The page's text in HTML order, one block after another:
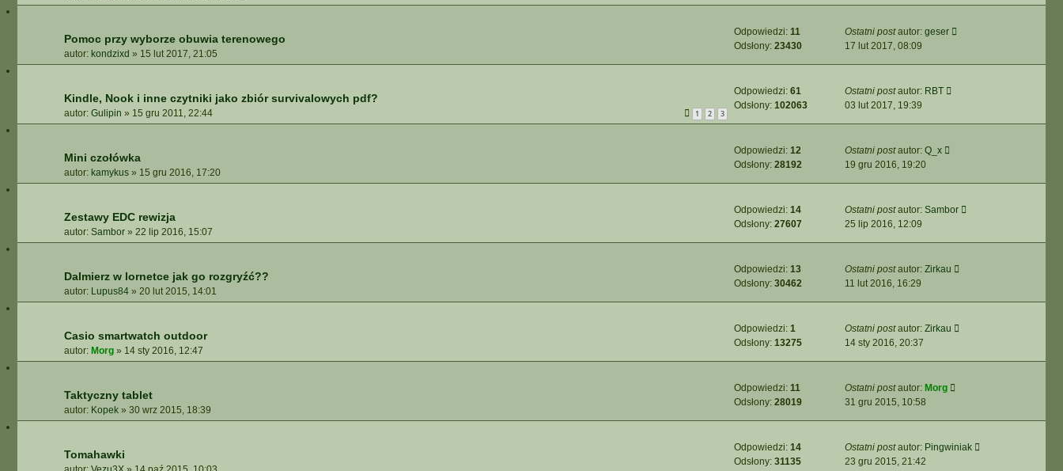
Pomoc przy wyborze obuwia terenowego
autor: kondzixd » 15 lut 2017, 21:05
Odpowiedzi: 11
Odsłony: 23430
Ostatni postautor: geser
17 lut 2017, 08:09
Kindle, Nook i inne czytniki jako zbiór survivalowych pdf?
autor: Gulipin » 15 gru 2011, 22:44 1 2 3
Odpowiedzi: 61
Odsłony: 102063
Ostatni postautor: RBT
03 lut 2017, 19:39
Mini czołówka
autor: kamykus » 15 gru 2016, 17:20
Odpowiedzi: 12
Odsłony: 28192
Ostatni postautor: Q_x
19 gru 2016, 19:20
Zestawy EDC rewizja
autor: Sambor » 22 lip 2016, 15:07
Odpowiedzi: 14
Odsłony: 27607
Ostatni postautor: Sambor
25 lip 2016, 12:09
Dalmierz w lornetce jak go rozgryźć??
autor: Lupus84 » 20 lut 2015, 14:01
Odpowiedzi: 13
Odsłony: 30462
Ostatni postautor: Zirkau
11 lut 2016, 16:29
Casio smartwatch outdoor
autor: Morg » 14 sty 2016, 12:47
Odpowiedzi: 1
Odsłony: 13275
Ostatni postautor: Zirkau
14 sty 2016, 20:37
Taktyczny tablet
autor: Kopek » 30 wrz 2015, 18:39
Odpowiedzi: 11
Odsłony: 28019
Ostatni postautor: Morg
31 gru 2015, 10:58
Tomahawki
Odpowiedzi: 14
Odsłony: 31135
Ostatni postautor: Pingwiniak
23 gru 2015, 21:42